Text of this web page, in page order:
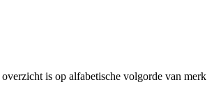
is op alfabetische volgorde van